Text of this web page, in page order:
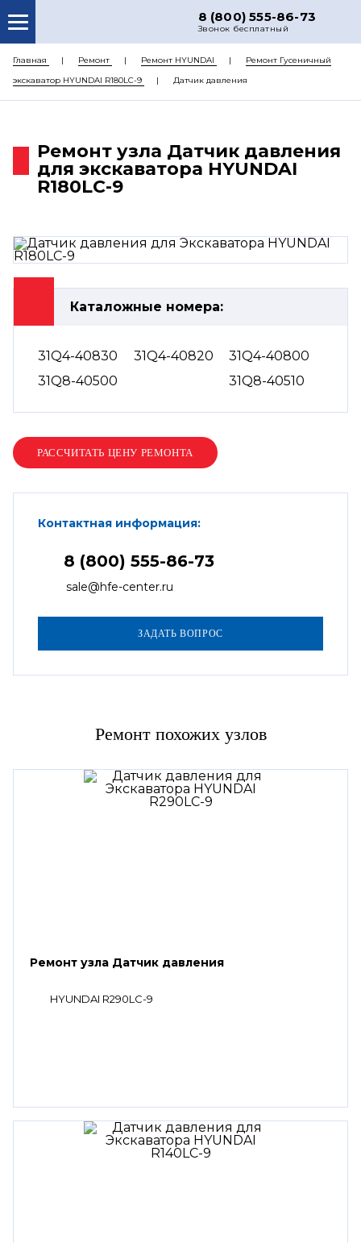
8 (800) 555-86-73
Звонок бесплатный
О НАС
КАТАЛОГ ЗАПЧАСТЕЙ
ДОСТАВКА
ЦЕНЫ
Главная Ремонт Ремонт HYUNDAI
Ремонт Гусеничный
экскаватор HYUNDAI R180LC-9
Датчик давления
Ремонт узла Датчик давления
для экскаватора HYUNDAI
R180LC-9
Каталожные номера:
31Q4-40830 31Q4-40820
31Q4-40800
31Q8-40500
31Q8-40510
Контактная информация:
8 (800) 555-86-73
sale@hfe-center.ru
Ремонт похожих узлов
Ремонт узла Датчик давления
HYUNDAI R290LC-9